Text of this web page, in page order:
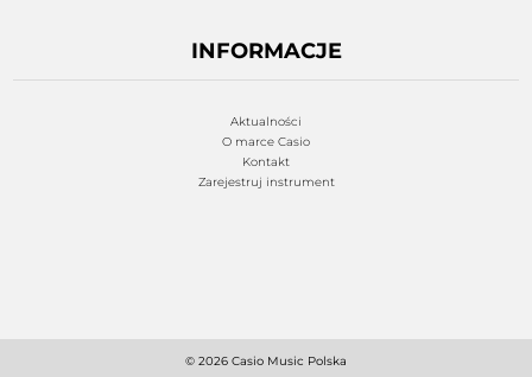
INFORMACJE
Aktualności
O marce Casio
Kontakt
Zarejestruj instrument
© 2026 Casio Music Polska